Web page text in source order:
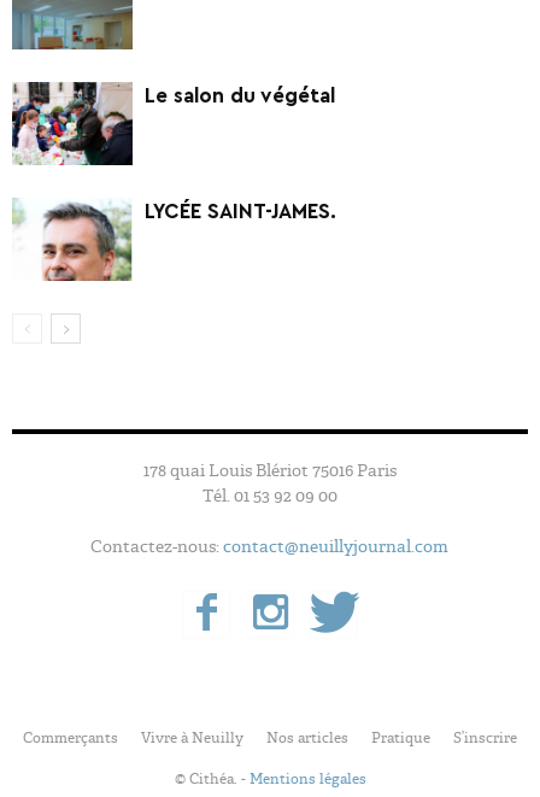
Le salon du végétal
LYCÉE SAINT-JAMES.
178 quai Louis Blériot 75016 Paris
Tél. 01 53 92 09 00
Contactez-nous:contact@neuillyjournal.com
Commerçants Vivre à Neuilly Nos articles Pratique S’inscrire
© Cithéa. -Mentions légales